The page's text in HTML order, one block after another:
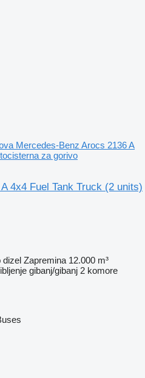
Mercedes-Benz Arocs 2136 A
za gorivo
4x4 Fuel Tank Truck (2 units)
dizel Zapremina 12.000 m³
gibanj/gibanj 2 komore